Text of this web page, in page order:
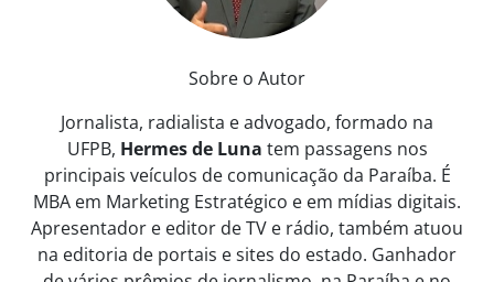
Sobre o Autor
Jornalista, radialista e advogado, formado na
UFPB, Hermes de Luna tem passagens nos
principais veículos de comunicação da Paraíba. É
MBA em Marketing Estratégico e em mídias digitais.
Apresentador e editor de TV e rádio, também atuou
na editoria de portais e sites do estado. Ganhador